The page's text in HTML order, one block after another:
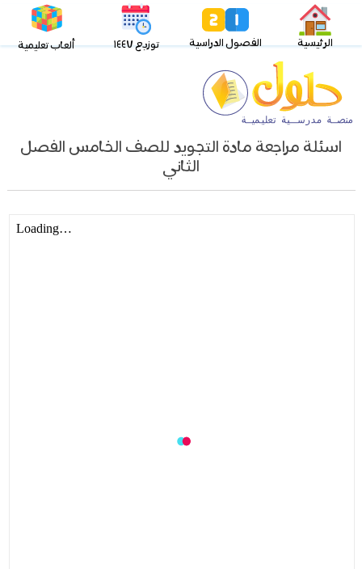
الرئيسية الفصول الدراسية توزيع ١٤٤٧ ألعاب تعليمية
اسئلة مراجعة مادة التجويد للصف الخامس الفصل
الثاني